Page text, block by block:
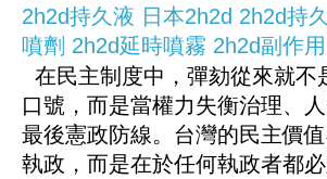
2h2d持久液 日本2h2d 2h2d持
噴劑 2h2d延時噴霧 2h2d副作用
在民主制度中，彈劾從來就不
口號，而是當權力失衡治理、
最後憲政防線。台灣的民主價
執政，而是在於任何執政者都